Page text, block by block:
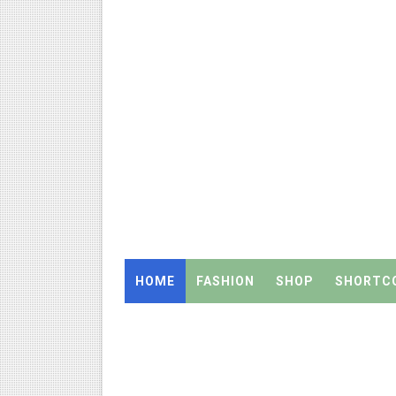
TN CPS Teachers News:
TN Teachers Leave Rules:
TN Budget Assembly
HOME FASHION SHOP